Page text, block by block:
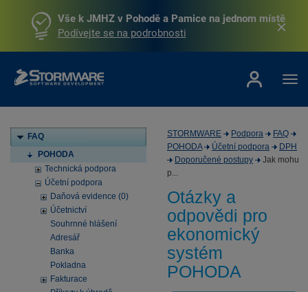
Vše k JMHZ v Pohodě a Pamice na jednom místě
Podívejte se na podrobnosti
FAQ
POHODA
Technická podpora
Účetní podpora
Daňová evidence (0)
Účetnictví
Souhrnné hlášení
Adresář
Banka
Pokladna
Fakturace
STORMWARE Podpora
FAQ
POHODA
Účetní podpora
DPH
Doporučené postupy
Jak mohu
p...
Otázky a
odpovědi pro
ekonomický
systém
POHODA